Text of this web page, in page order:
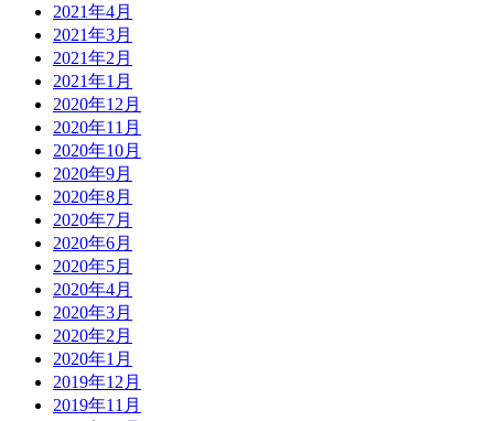
2021年4月
2021年3月
2021年2月
2021年1月
2020年12月
2020年11月
2020年10月
2020年9月
2020年8月
2020年7月
2020年6月
2020年5月
2020年4月
2020年3月
2020年2月
2020年1月
2019年12月
2019年11月